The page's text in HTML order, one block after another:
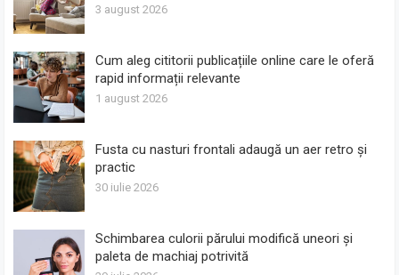
3 august 2026
Cum aleg cititorii publicațiile online care le oferă
rapid informații relevante
1 august 2026
Fusta cu nasturi frontali adaugă un aer retro și
practic
30 iulie 2026
Schimbarea culorii părului modifică uneori și
paleta de machiaj potrivită